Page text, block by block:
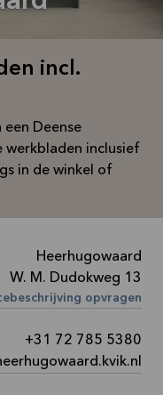
kraan*
incl.
een Deense
werkbladen inclusief
in de winkel of
Heerhugowaard
W. M. Dudokweg 13
opvragen
+31 72 785 5380